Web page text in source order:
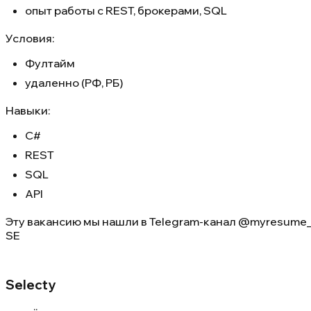
опыт работы с REST, брокерами, SQL
Условия:
Фултайм
удаленно (РФ, РБ)
Навыки:
C#
REST
SQL
API
Эту вакансию мы нашли в Telegram-канал
SE
Selecty